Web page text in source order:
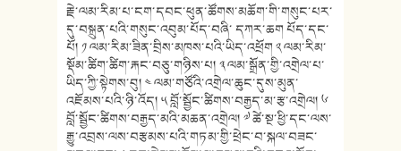
རྗེ་ལམ་རིམ་པ་ངག་དབང་ཕུན་ཚོགས་མཆོག་གི་གསུང་པར་
དུ་བསྐྲུན་པའི་གསུང་འབུམ་པོད་བཞི་ དཀར་ཆག པོད་དང་
པོ། ༡ ལམ་རིམ་ཟིན་བྲིས་མཁས་པའི་ཡིད་འཕྲོག ༢ ལམ་རིམ་
སྡོམ་ཚིག་ཚིག་རྐང་བཅུ་གཉིས་པ། ༣ ལམ་སྒྲོན་གྱི་འགྲེལ་པ་
ཡིད་ཀྱི་སྟེགས་བུ། ༤ ལམ་གཙོའི་འགྲེལ་ཆུང་དུས་མུན་
འཇོམས་པའི་ཉི་འོད། ༥ བློ་སྦྱོང་ཚིགས་བརྒྱད་མ་རྩ་འགྲེལ། ༦
བློ་སྦྱོང་ཚིགས་བརྒྱད་མའི་མཆན་འགྲེལ། ༧ ཚེ་སྔ་ཕྱི་དང་ལས་
རྒྱུ་འབྲས་ལས་བརྩམས་པའི་གཏམ་གྱི་ཕྲེང་བ་སྐལ་བཟང་